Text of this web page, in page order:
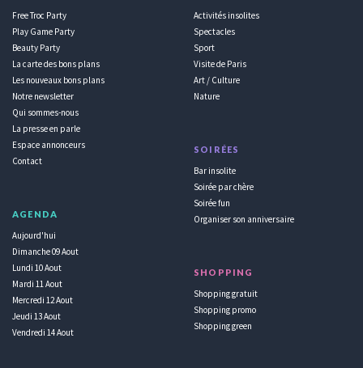
Free Troc Party
Play Game Party
Beauty Party
La carte des bons plans
Les nouveaux bons plans
Notre newsletter
Qui sommes-nous
La presse en parle
Espace annonceurs
Contact
AGENDA
Aujourd'hui
Dimanche 09 Aout
Lundi 10 Aout
Mardi 11 Aout
Mercredi 12 Aout
Jeudi 13 Aout
Vendredi 14 Aout
Activités insolites
Spectacles
Sport
Visite de Paris
Art / Culture
Nature
SOIRÉES
Bar insolite
Soirée par chère
Soirée fun
Organiser son anniversaire
SHOPPING
Shopping gratuit
Shopping promo
Shopping green